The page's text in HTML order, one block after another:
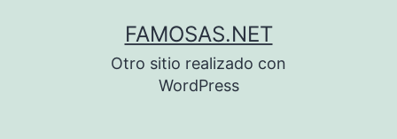
FAMOSAS.NET
Otro sitio realizado con
WordPress